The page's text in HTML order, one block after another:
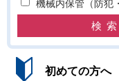
初めての方へ